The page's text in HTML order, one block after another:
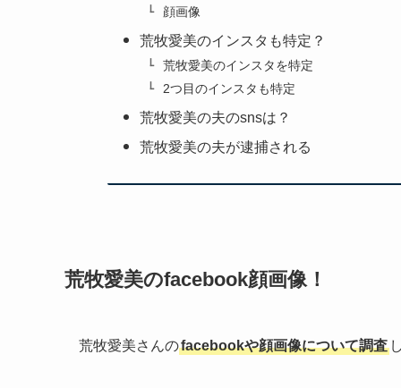
顔画像
荒牧愛美のインスタも特定？
荒牧愛美のインスタを特定
2つ目のインスタも特定
荒牧愛美の夫のsnsは？
荒牧愛美の夫が逮捕される
荒牧愛美のfacebook顔画像！
荒牧愛美さんのfacebookや顔画像について調査